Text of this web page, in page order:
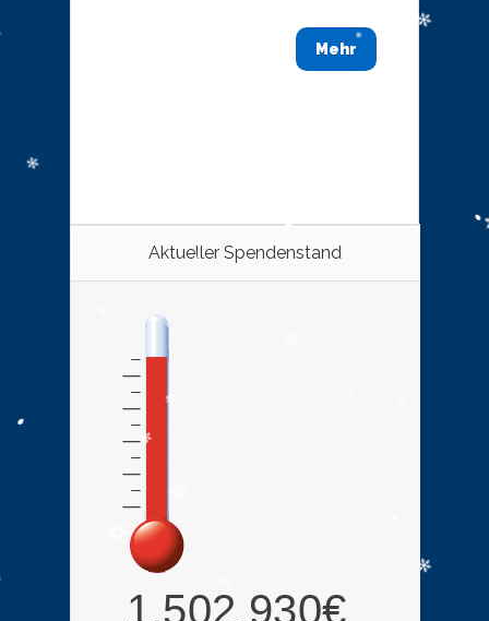
Mehr
Aktueller Spendenstand